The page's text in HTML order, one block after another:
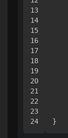
13
14
15
16
17
18
19
20
21
22
23